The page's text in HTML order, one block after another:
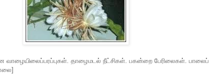
வாழையிலைப்பரப்புகள். தாழைமடல் நீட்சிகள். பகன்றை பேரிலைகள். பாலைப்